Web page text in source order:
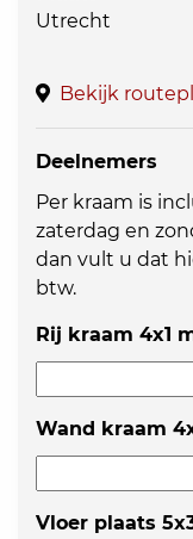
Utrecht
Bekijk
Deelnemers
Per kraam is
zaterdag en
dan vult u dat
btw.
Rij kraam 4x1
Wand kraam
Vloer plaats